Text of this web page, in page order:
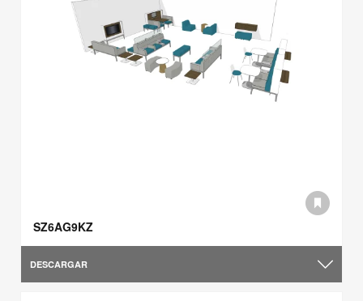
SZ6AG9KZ
DESCARGAR